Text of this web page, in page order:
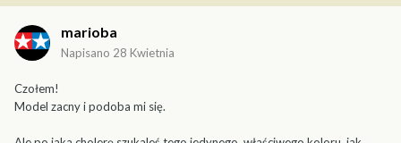
marioba
Napisano 28 Kwietnia
Czołem!
Model zacny i podoba mi się.